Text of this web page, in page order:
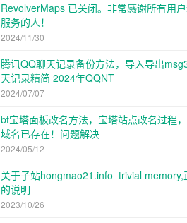
RevolverMaps 已关闭。非常感谢所有用
服务的人！
2024/11/30
腾讯QQ聊天记录备份方法，导入导出
天记录精简 2024年QQNT
2024/07/07
bt宝塔面板改名方法，宝塔站点改名过程
域名已存在！问题解决
2024/05/12
关于子站hongmao21.info_trivial memory,
的说明
2023/10/26